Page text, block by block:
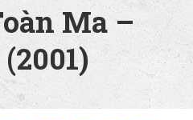
Ma –